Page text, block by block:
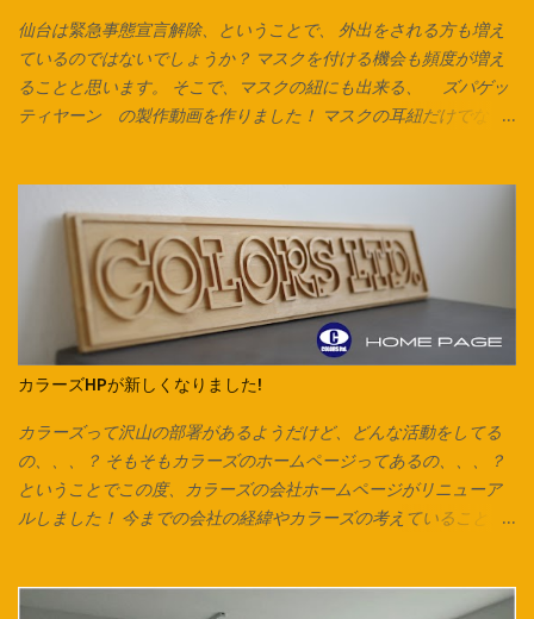
仙台は緊急事態宣言解除、ということで、 外出をされる方も増え
ているのではないでしょうか？ マスクを付ける機会も頻度が増え
ることと思います。 そこで、マスクの紐にも出来る、 ズパゲッ
ティヤーン の製作動画を作りました！ マスクの耳紐だけでな
うにそのまま裁断できます。 脇で縫い合わせてあるTシャツ、カッ
トソーで作る場合は縫い合わせ箇所を切り落としてから始めま
す。 カットソーを横にして、下の画像の方向でハサミを入れてい
きます。 ※向きを間違えると伸縮が弱くなるのでご注意ください。
今回はマスク紐なので1cmほどの幅で裁断していますが、 市販の
ズパゲッティヤーンのように太めの紐にしたいときは2cm～2.5cm
くらいの幅がおすすめです。 紐にしたら今回はマスク紐なので、
輪で切り出した紐を2箇所で切り、 2本のひもにしています。 長い
ズパゲッティヤーンにする場合は1箇所だけ切り、 長い1本をつく
り、更につなげていきます。 今回は紐通しの代わりに安全ピンを
使用しています。 他にも通し穴の大きさ次第ではヘアピンやボー
は各店スタッフまで。 オリジナル商品は Instagram でもお楽
カラーズHPが新しくなりました!
カラーズって沢山の部署があるようだけど、どんな活動をしてる
の、、、？ そもそもカラーズのホームページってあるの、、、？
ということでこの度、カラーズの会社ホームページがリニューア
ルしました！ 今までの会社の経緯やカラーズの考えていること、
は、随時更新されていきますので、チェックしてみてください♪